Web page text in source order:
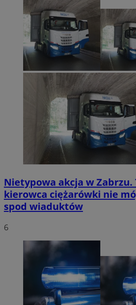
Nietypowa akcja w Zabrzu.
kierowca ciężarówki nie
spod wiaduktów
6